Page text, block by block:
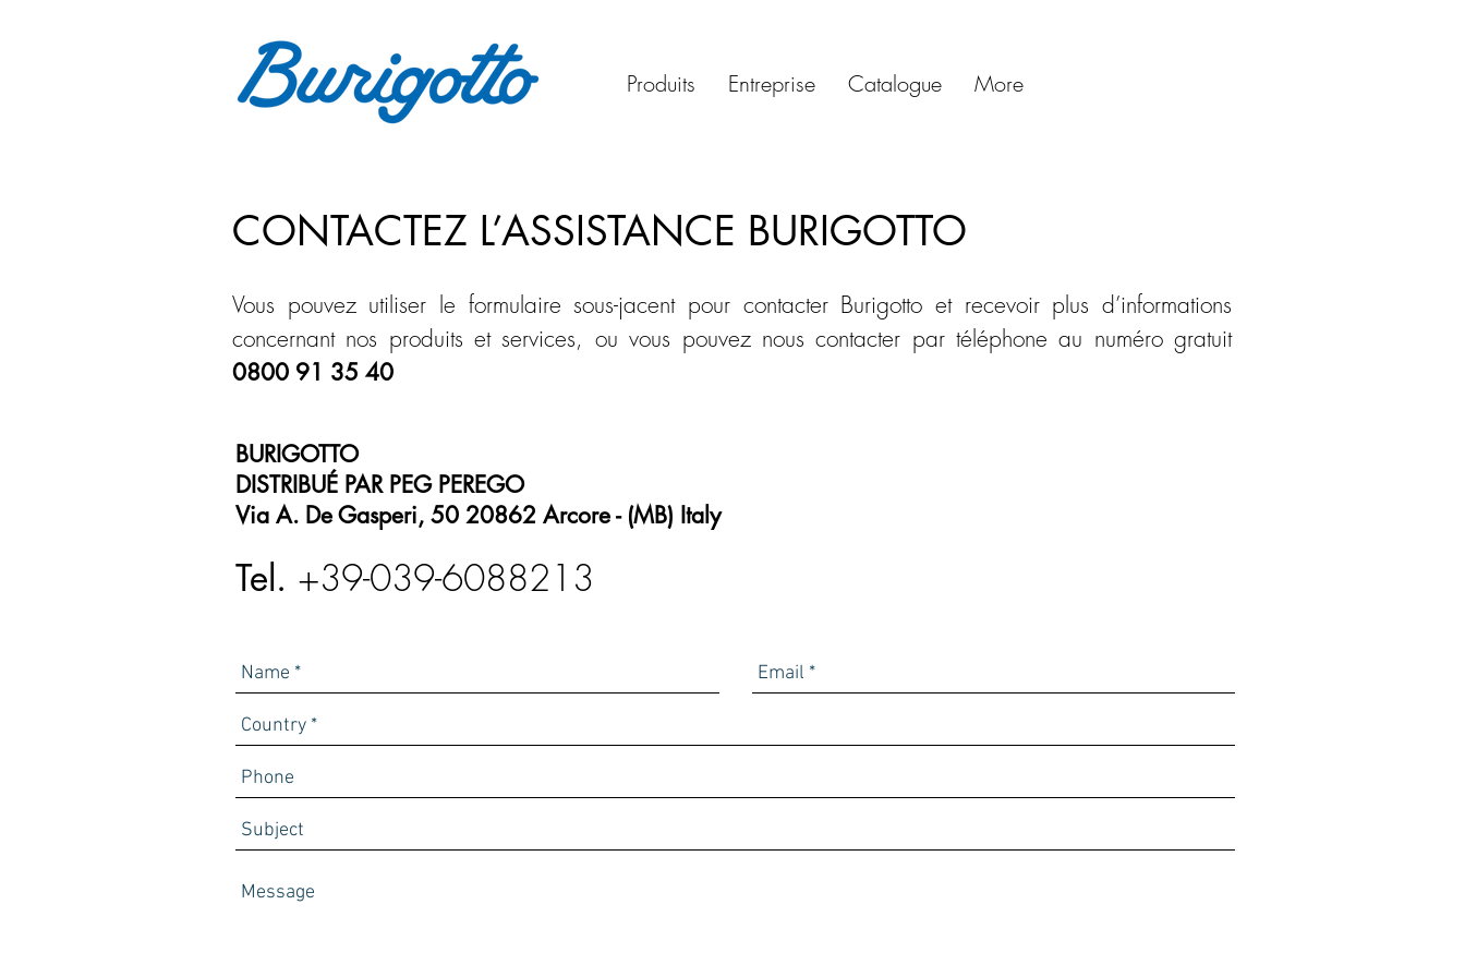
Produits Entreprise Catalogue More
CONTACTEZ L’ASSISTANCE BURIGOTTO
Vous pouvez utiliser le formulaire sous-jacent pour contacter Burigotto et recevoir plus d’informations
concernant nos produits et services, ou vous pouvez nous contacter par téléphone au numéro gratuit
0800 91 35 40
BURIGOTTO
DISTRIBUÉ PAR PEG PEREGO
Via A. De Gasperi, 50 20862 Arcore - (MB) Italy
Tel. +39-039-6088213